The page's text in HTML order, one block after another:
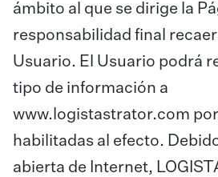
ámbito al que se dirige la
responsabilidad final
Usuario. El Usuario podrá
tipo de información a
www.logistastrator.com
habilitadas al efecto.
abierta de Internet,